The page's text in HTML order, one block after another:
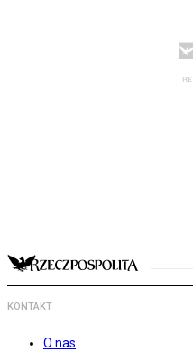
KONTAKT
O nas